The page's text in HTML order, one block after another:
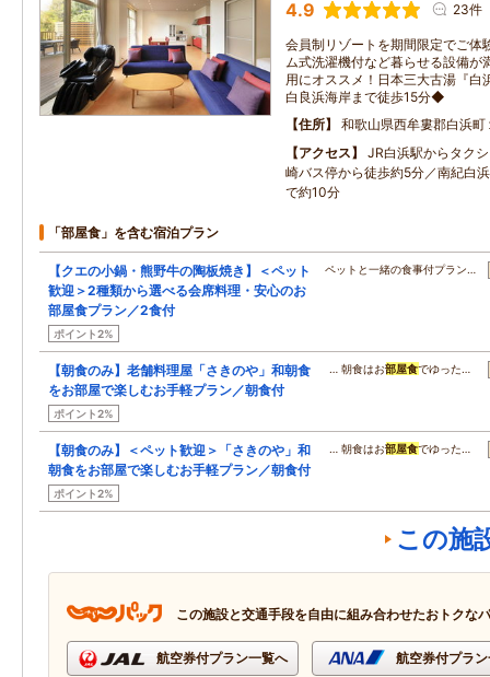
4.9 23件
会員制リゾートを期間限定でご体
ム式洗濯機付など暮らせる設備が
用にオススメ！日本三大古湯『
白良浜海岸まで徒歩15分◆
住所
和歌山県西牟婁郡白浜町
アクセス
JR白浜駅からタク
崎バス停から徒歩約5分／南紀白
で約10分
「部屋食」を含む宿泊プラン
【クエの小鍋・熊野牛の陶板焼き】＜ペット
歓迎＞2種類から選べる会席料理・安心のお
部屋食プラン／2食付
ポイント2%
ペットと一緒の食事付プラン…
【朝食のみ】老舗料理屋「さきのや」和朝食
をお部屋で楽しむお手軽プラン／朝食付
ポイント2%
… 朝食はお部屋食でゆった…
【朝食のみ】＜ペット歓迎＞「さきのや」和
朝食をお部屋で楽しむお手軽プラン／朝食付
ポイント2%
… 朝食はお部屋食でゆった…
この施
この施設と交通手段を自由に組み合わせたおトクな
航空券付プラン一覧へ 航空券付プラ